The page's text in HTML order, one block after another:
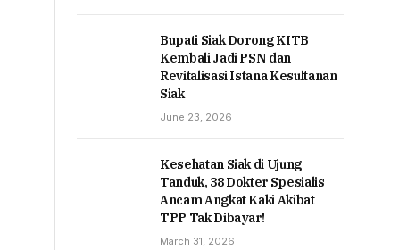
Bupati Siak Dorong KITB
Kembali Jadi PSN dan
Revitalisasi Istana Kesultanan
Siak
June 23, 2026
Kesehatan Siak di Ujung
Tanduk, 38 Dokter Spesialis
Ancam Angkat Kaki Akibat
TPP Tak Dibayar!
March 31, 2026